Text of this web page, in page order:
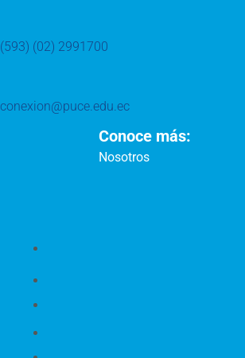
(593) (02) 2991700
conexion@puce.edu.ec
Conoce más:
Nosotros